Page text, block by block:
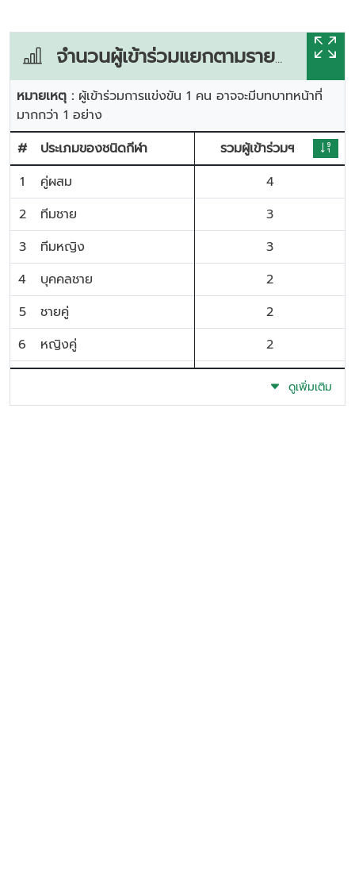
จำนวนผู้เข้าร่วมแยกตามรายการแข่งขัน
หมายเหตุ : ผู้เข้าร่วมการแข่งขัน 1 คน อาจจะมีบทบาทหน้าที่
มากกว่า 1 อย่าง
#
ประเภมของชนิดกีฬา
รวมผู้เข้าร่วมฯ
1
คู่ผสม
4
2
ทีมชาย
3
3
ทีมหญิง
3
4
บุคคลชาย
2
5
ชายคู่
2
6
หญิงคู่
2
ดูเพิ่มเติม